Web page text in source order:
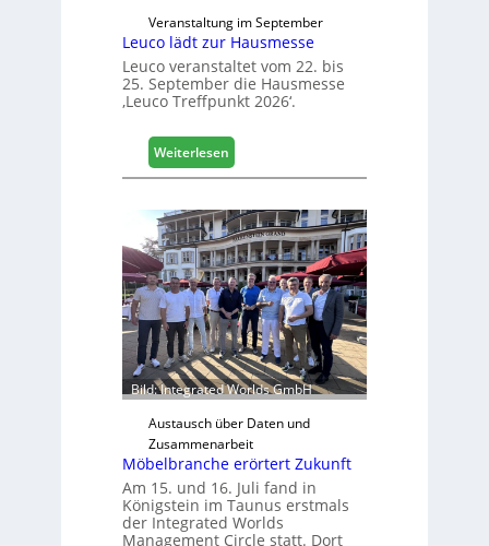
Veranstaltung im September
Leuco lädt zur Hausmesse
Leuco veranstaltet vom 22. bis
25. September die Hausmesse
‚Leuco Treffpunkt 2026‘.
Weiterlesen:
L
u
c
o
l
ä
d
t
z
u
r
H
a
u
m
e
Bild: Integrated Worlds GmbH
Austausch über Daten und
Zusammenarbeit
Möbelbranche erörtert Zukunft
Am 15. und 16. Juli fand in
Königstein im Taunus erstmals
der Integrated Worlds
Management Circle statt. Dort